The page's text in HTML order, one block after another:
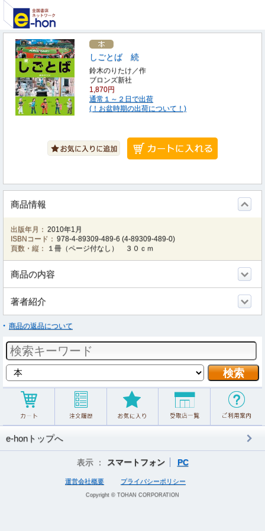
しごとば 続
鈴木のりたけ／作
ブロンズ新社
1,870円
通常１～２日で出荷
(！お盆時期の出荷について！)
商品情報
出版年月： 2010年1月
ISBNコード： 978-4-89309-489-6 (4-89309-489-0)
頁数・縦：
１冊（ページ付なし） ３０ｃｍ
商品の内容
著者紹介
商品の返品について
e-honトップへ
表示 ： スマートフォン PC
運営会社概要 プライバシーポリシー
Copyright © TOHAN CORPORATION